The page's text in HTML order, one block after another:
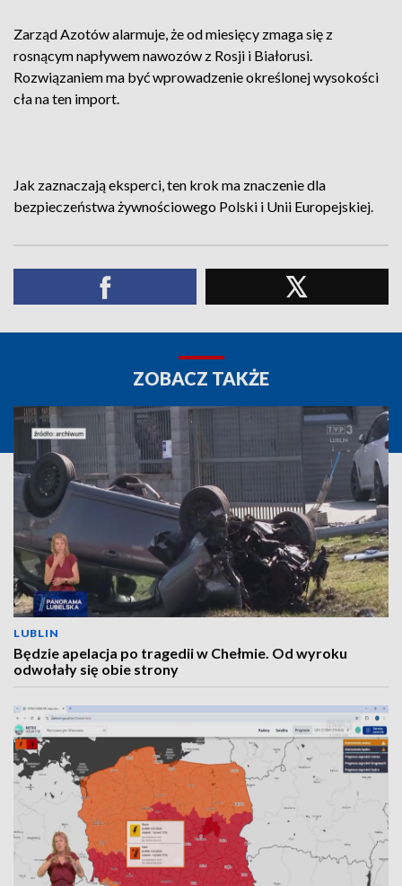
Zarząd Azotów alarmuje, że od miesięcy zmaga się z
rosnącym napływem nawozów z Rosji i Białorusi.
Rozwiązaniem ma być wprowadzenie określonej wysokości
cła na ten import.
Jak zaznaczają eksperci, ten krok ma znaczenie dla
bezpieczeństwa żywnościowego Polski i Unii Europejskiej.
ZOBACZ TAKŻE
LUBLIN
Będzie apelacja po tragedii w Chełmie. Od wyroku
odwołały się obie strony